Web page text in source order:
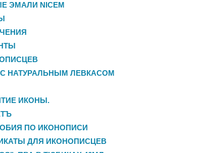
ЭМАЛИ NICEM
НАТУРАЛЬНЫМ ЛЕВКАСОМ
ИКОНЫ.
ПО ИКОНОПИСИ
ДЛЯ ИКОНОПИСЦЕВ